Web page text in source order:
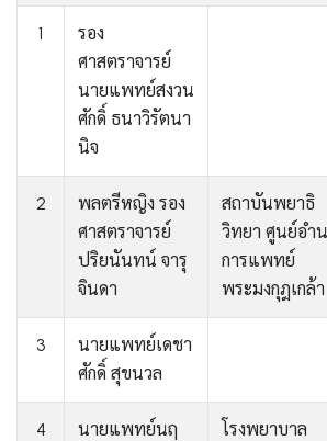
1
รอง
ศาสตราจารย์
นายแพทย์สงวน
ศักดิ์ ธนาวิรัตนา
นิจ
2
พลตรีหญิง รอง
ศาสตราจารย์
ปริยนันทน์ จารุ
จินดา
สถาบันพยาธิ
วิทยา ศูนย์อำ
การแพทย์
พระมงกุฎเกล้า
3
นายแพทย์เดชา
ศักดิ์ สุขนวล
4
นายแพทย์นฤ
โรงพยาบาล